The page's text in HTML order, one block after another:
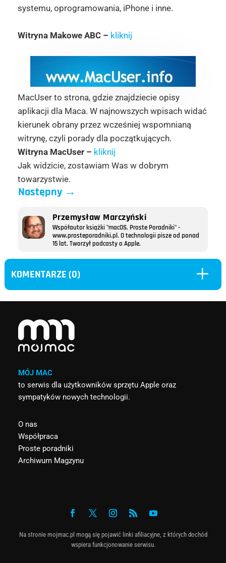
systemu, oprogramowania, iPhone i inne.
Witryna Makowe ABC – kliknij
MacUser to strona, gdzie znajdziecie opisy
aplikacji dla Maca. W najnowszych wpisach widać
kierunek obrany przez wcześniej wspomnianą
witrynę, czyli porady dla początkujących.
Witryna MacUser – kliknij
Jak widzicie, zostawiam Was w dobrym
towarzystwie.
Następny→
Przemysław Marczyński
Współautor książki "macOS. Proste Poradniki" -
www.prosteporadniki.pl. O technologii pisze od ponad
15 lat. Tworzył podcasty o Apple.
KOMENTARZE (0) L
MÓJ MAC
to serwis dla użytkowników sprzętu Apple oraz
sympatyków nowych technologii.
O nas
Współpraca
Proste poradniki
Archiwum Magzynu
Na stronie mojmac.pl mogą się pojawić linki afiliacyjne, z których dochód
wspiera funkcjonowanie serwisu.